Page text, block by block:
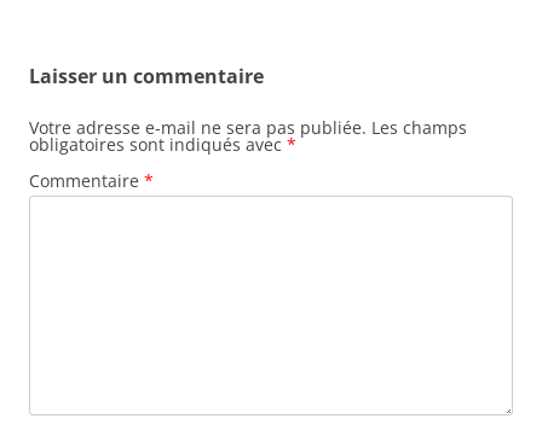
Laisser un commentaire
Votre adresse e-mail ne sera pas publiée. Les champs
obligatoires sont indiqués avec *
Commentaire *